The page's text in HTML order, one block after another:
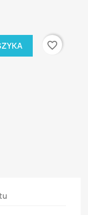
favorite_border